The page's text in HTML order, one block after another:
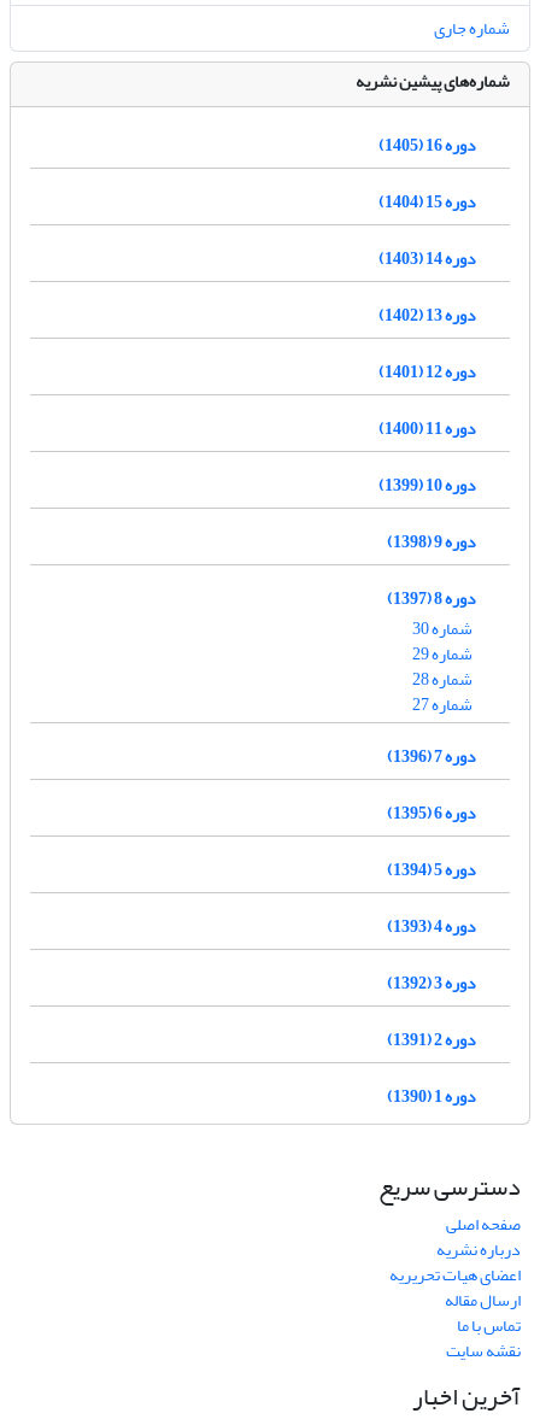
شماره جاری
شماره‌های پیشین نشریه
دوره 16 (1405)
دوره 15 (1404)
دوره 14 (1403)
دوره 13 (1402)
دوره 12 (1401)
دوره 11 (1400)
دوره 10 (1399)
دوره 9 (1398)
دوره 8 (1397)
شماره 30
شماره 29
شماره 28
شماره 27
دوره 7 (1396)
دوره 6 (1395)
دوره 5 (1394)
دوره 4 (1393)
دوره 3 (1392)
دوره 2 (1391)
دوره 1 (1390)
دسترسی سریع
صفحه اصلی
درباره نشریه
اعضای هیات تحریریه
ارسال مقاله
تماس با ما
نقشه سایت
آخرین اخبار